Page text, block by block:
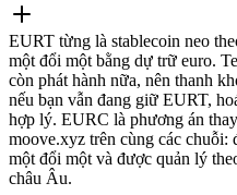
EURT từng là stablecoin neo
một đổi một bằng dự trữ euro.
còn phát hành nữa, nên thanh
nếu bạn vẫn đang giữ EURT,
hợp lý. EURC là phương án
moove.xyz trên cùng các
một đổi một và được quản lý
châu Âu.